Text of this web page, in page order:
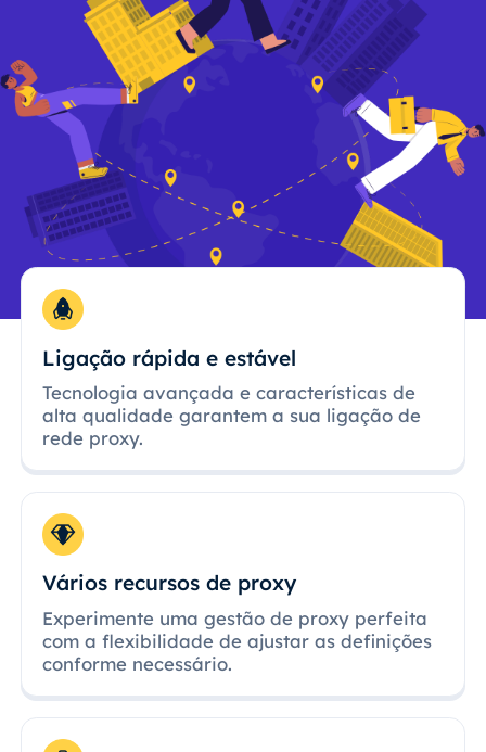
Ligação rápida e estável
Tecnologia avançada e características de
alta qualidade garantem a sua ligação de
rede proxy.
Vários recursos de proxy
Experimente uma gestão de proxy perfeita
com a flexibilidade de ajustar as definições
conforme necessário.